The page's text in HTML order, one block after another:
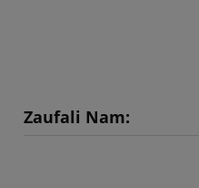
Zaufali Nam: